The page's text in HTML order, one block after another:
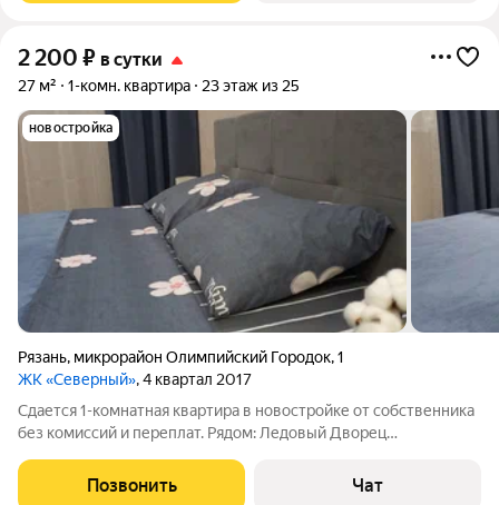
2 200 ₽ в сутки
27 м² 1-комн. квартира 23 этаж из 25
новостройка
Рязань, микрорайон Олимпийский Городок,1
ЖК «Северный», 4 квартал 2017
Сдается 1-комнатная квартира в новостройке от собственника
без комиссий и переплат. Рядом: Ледовый Дворец
Арена, Золотые купола, Перекресток, Пятерочка, Европа,
Глобус, Леруа Мерлен. Удобный
Позвонить Чат